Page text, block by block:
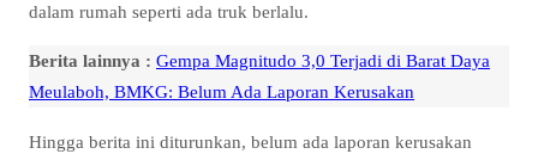
dalam rumah seperti ada truk berlalu.
Berita lainnya : Gempa Magnitudo 3,0 Terjadi di Barat Daya
Meulaboh, BMKG: Belum Ada Laporan Kerusakan
Hingga berita ini diturunkan, belum ada laporan kerusakan